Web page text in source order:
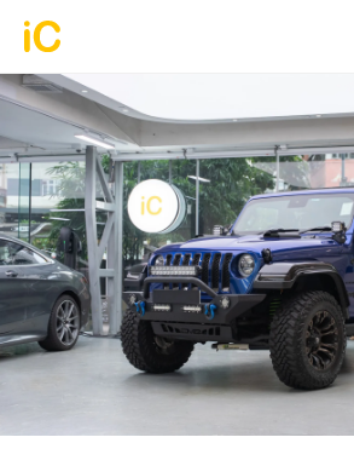
鍍膜塗層
GYEON 傳統鍍膜塗層
ULGO® Black Infinity™ 自修復鍍膜
PPF 車漆保護膜
透明 GYEON® PPF
全部作品
透明 PPF
轉色 Color PPF
鍍膜 Coating